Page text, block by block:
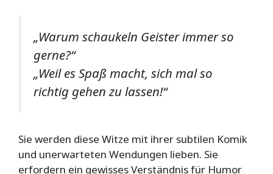
„Warum schaukeln Geister immer so
gerne?“
„Weil es Spaß macht, sich mal so
richtig gehen zu lassen!“
Sie werden diese Witze mit ihrer subtilen Komik
und unerwarteten Wendungen lieben. Sie
erfordern ein gewisses Verständnis für Humor